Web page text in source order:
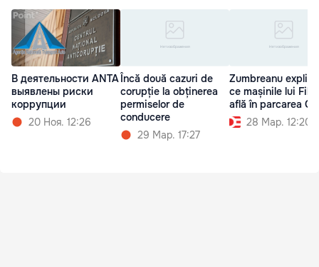
В деятельности ANTA
выявлены риски
коррупции
20 Ноя. 12:26
Încă două cazuri de
corupție la obținerea
permiselor de
conducere
29 Мар. 17:27
Zumbreanu
ce mașinile lui
află în parcarea
28 Мар. 12:20